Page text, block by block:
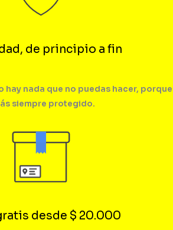
de principio a fin
hay nada que no puedas hacer, porque
siempre protegido.
desde $ 20.000